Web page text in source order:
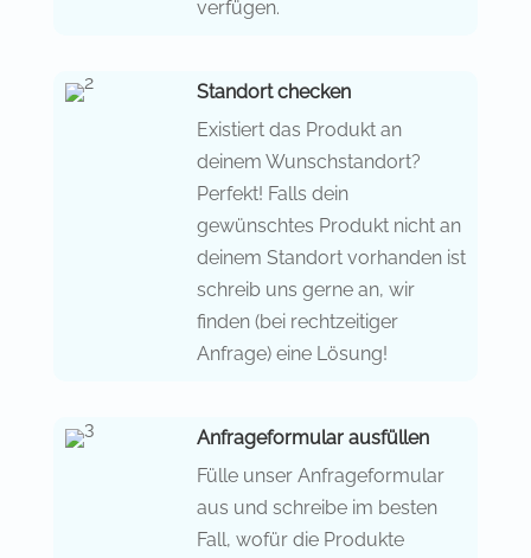
verfügen.
Standort checken
Existiert das Produkt an
deinem Wunschstandort?
Perfekt! Falls dein
gewünschtes Produkt nicht an
deinem Standort vorhanden ist
schreib uns gerne an, wir
finden (bei rechtzeitiger
Anfrage) eine Lösung!
Anfrageformular ausfüllen
Fülle unser Anfrageformular
aus und schreibe im besten
Fall, wofür die Produkte